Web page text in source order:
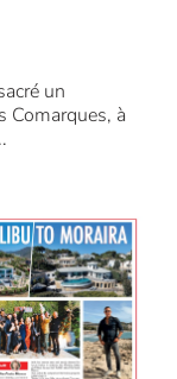
un
Comarques, à